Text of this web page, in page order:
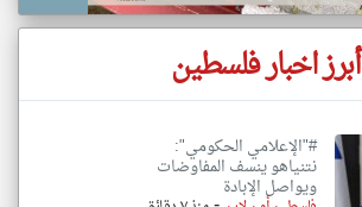
أبرز اخبار فلسطين
#"الإعلامي الحكومي":
نتنياهو ينسف المفاوضات
ويواصل الإبادة